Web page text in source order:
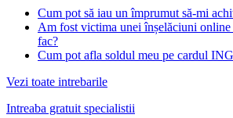
Cum pot să iau un împrumut să-mi
Am fost victima unei înșelăciuni
fac?
Cum pot afla soldul meu pe cardul
Vezi toate intrebarile
Intreaba gratuit specialistii